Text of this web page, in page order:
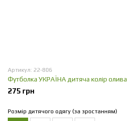
Артикул: 22-806
Футболка УКРАЇНА дитяча колір олива
275 грн
Розмір дитячого одягу (за зростанням)